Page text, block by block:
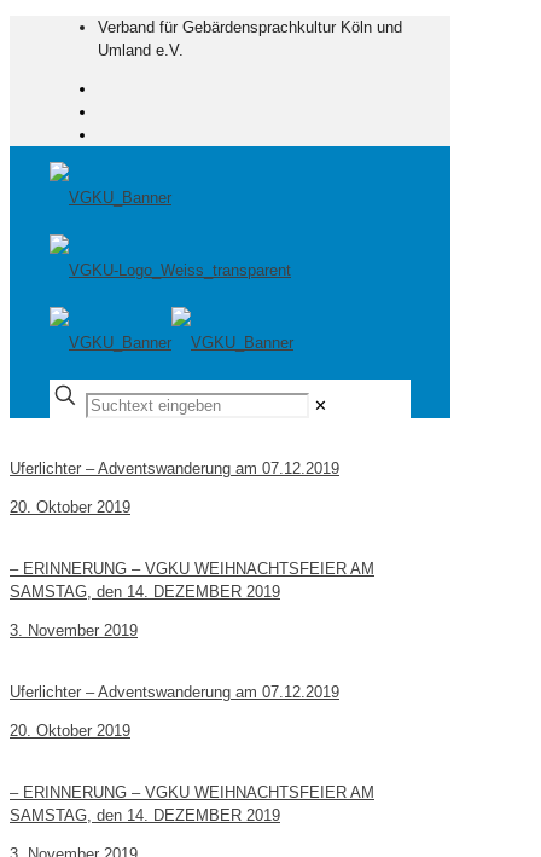
Verband für Gebärdensprachkultur Köln und
Umland e.V.
✕
Uferlichter – Adventswanderung am 07.12.2019
20. Oktober 2019
– ERINNERUNG – VGKU WEIHNACHTSFEIER AM
SAMSTAG, den 14. DEZEMBER 2019
3. November 2019
Uferlichter – Adventswanderung am 07.12.2019
20. Oktober 2019
– ERINNERUNG – VGKU WEIHNACHTSFEIER AM
SAMSTAG, den 14. DEZEMBER 2019